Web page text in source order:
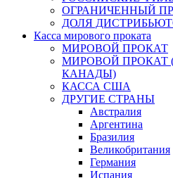
ОГРАНИЧЕННЫЙ
ДОЛЯ
Касса мирового проката
МИРОВОЙ ПРОКАТ
МИРОВОЙ ПРОКАТ
КАНАДЫ)
КАССА США
ДРУГИЕ СТРАНЫ
Австралия
Аргентина
Бразилия
Великобритания
Германия
Испания